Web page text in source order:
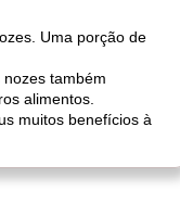
Uma porção de
também
alimentos.
muitos benefícios à